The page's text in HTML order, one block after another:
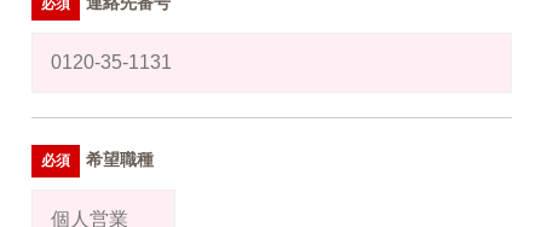
希望職種